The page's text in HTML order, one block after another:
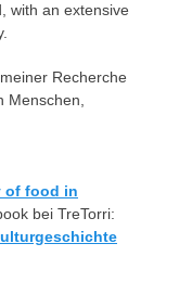
with an extensive
Recherche
Menschen,
of food in
bei TreTorri: